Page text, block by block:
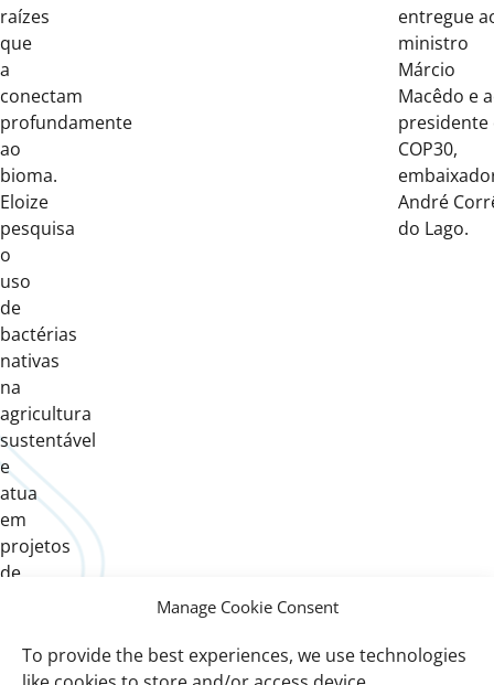
Manage Cookie Consent
To provide the best experiences, we use technologies
raízes
que
a
conectam
profundamente
ao
bioma.
Eloize
pesquisa
o
uso
de
bactérias
nativas
na
agricultura
sustentável
e
atua
em
projetos
de
representatividade
entregue
ministro
Márcio
Macêdo e
presidente
COP30,
André
do Lago.